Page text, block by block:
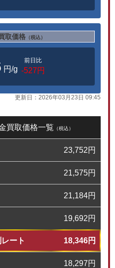
取価格 （税込）
円/g
前日比
-527円
更新日： 2026年03月23日 09:45
買取価格一覧 （税込）
23,752円
21,575円
21,184円
19,692円
ート 18,346円
18,297円